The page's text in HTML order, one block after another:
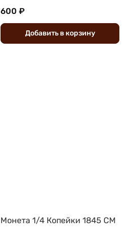
600 ₽
Добавить вкорзину
Монета 1/4 Копейки 1845 СМ